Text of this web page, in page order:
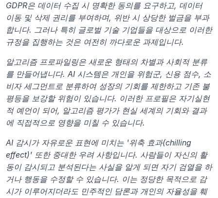
GDPR은 데이터 수집 시 명확한 동의를 요구하고, 데이터
이동 및 삭제 권리를 부여하며, 위반 시 상당한 벌금을 부과
합니다. 그러나 특히 글로벌 기술 기업들을 대상으로 이러한
규정을 집행하는 것은 여전히 까다로운 과제입니다.
알고리즘 프로파일링은 새로운 형태의 차별과 사회적 분류
를 만들어냅니다. AI 시스템은 개인을 위험군, 신용 점수, 소
비자 세그먼트로 분류하여 성장의 기회를 제한하고 기존 불
평등을 보강할 위험이 있습니다. 이러한 프로필은 자기실현
적 예언이 되어, 알고리즘 평가가 현실 세계의 기회와 결과
에 직접적으로 영향을 미칠 수 있습니다.
AI 감시가 자유로운 표현에 미치는 '위축 효과(chilling
effect)' 또한 중대한 우려 사항입니다. 사람들이 자신의 활
동이 감시되고 분석된다는 사실을 알게 되면 자기 검열을 하
거나 행동을 수정할 수 있습니다. 이는 정당한 목적으로 감
시가 이루어지더라도 민주적인 담론과 개인의 자율성을 훼